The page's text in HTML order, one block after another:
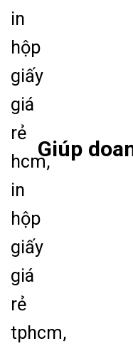
Giúp